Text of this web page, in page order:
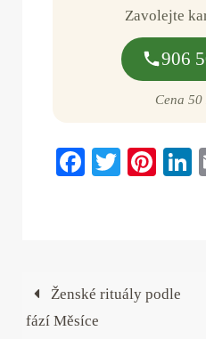
Zavolejte
906
Cena
Fa T
Pi
Ženské rituály podle
fází Měsíce